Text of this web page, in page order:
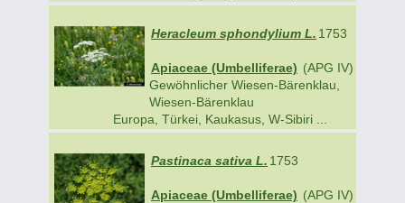
Heracleum sphondylium L. 1753
Apiaceae (Umbelliferae) (APG IV)
Gewöhnlicher Wiesen-Bärenklau,
Wiesen-Bärenklau
Europa, Türkei, Kaukasus, W-Sibiri ...
Pastinaca sativa L. 1753
Apiaceae (Umbelliferae) (APG IV)